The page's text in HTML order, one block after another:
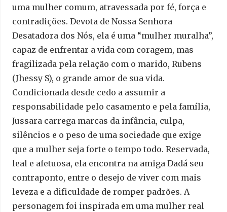
uma mulher comum, atravessada por fé, força e
contradições. Devota de Nossa Senhora
Desatadora dos Nós, ela é uma “mulher muralha”,
capaz de enfrentar a vida com coragem, mas
fragilizada pela relação com o marido, Rubens
(Jhessy S), o grande amor de sua vida.
Condicionada desde cedo a assumir a
responsabilidade pelo casamento e pela família,
Jussara carrega marcas da infância, culpa,
silêncios e o peso de uma sociedade que exige
que a mulher seja forte o tempo todo. Reservada,
leal e afetuosa, ela encontra na amiga Dadá seu
contraponto, entre o desejo de viver com mais
leveza e a dificuldade de romper padrões. A
personagem foi inspirada em uma mulher real